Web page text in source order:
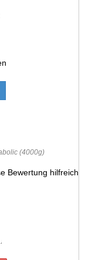
(4000g)
Bewertung hilfreich